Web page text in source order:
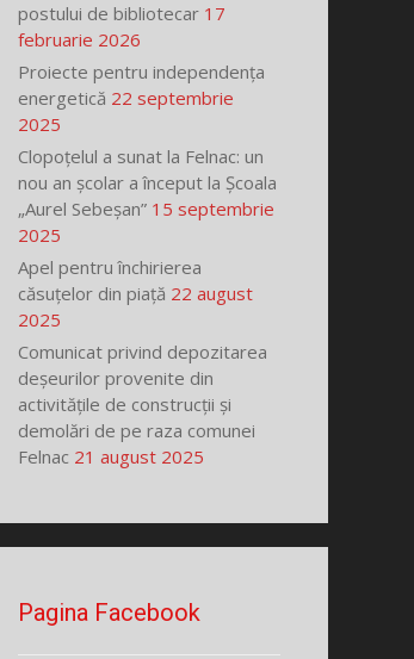
postului de bibliotecar 17
februarie 2026
Proiecte pentru independența
energetică 22 septembrie
2025
Clopoțelul a sunat la Felnac: un
nou an școlar a început la Școala
„Aurel Sebeșan” 15 septembrie
2025
Apel pentru închirierea
căsuțelor din piață 22 august
2025
Comunicat privind depozitarea
deșeurilor provenite din
activitățile de construcții și
demolări de pe raza comunei
Felnac 21 august 2025
Pagina Facebook